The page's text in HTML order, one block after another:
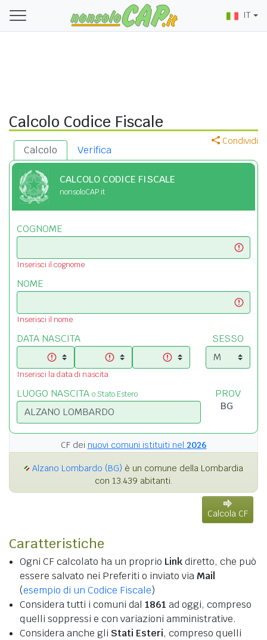
IT
Calcolo Codice Fiscale
Condividi
Calcolo Verifica
CALCOLO CODICE FISCALE
nonsoloCAP.it
COGNOME
Inserisci il cognome
NOME
Inserisci il nome
DATA NASCITA
Inserisci la data di nascita
SESSO
LUOGO NASCITA o Stato Estero PROV
CF dei nuovi comuni istituiti nel 2026
Alzano Lombardo (BG) è un comune della Lombardia
con 13.439 abitanti.
Calcola CF
Caratteristiche
Ogni CF calcolato ha un proprio Linkdiretto, che può
essere salvato nei Preferiti o inviato via Mail
(esempio di un Codice Fiscale)
Considera tutti i comuni dal 1861 ad oggi, compreso
quelli soppressi e con variazioni amministrative.
Considera anche gli Stati Esteri, compreso quelli